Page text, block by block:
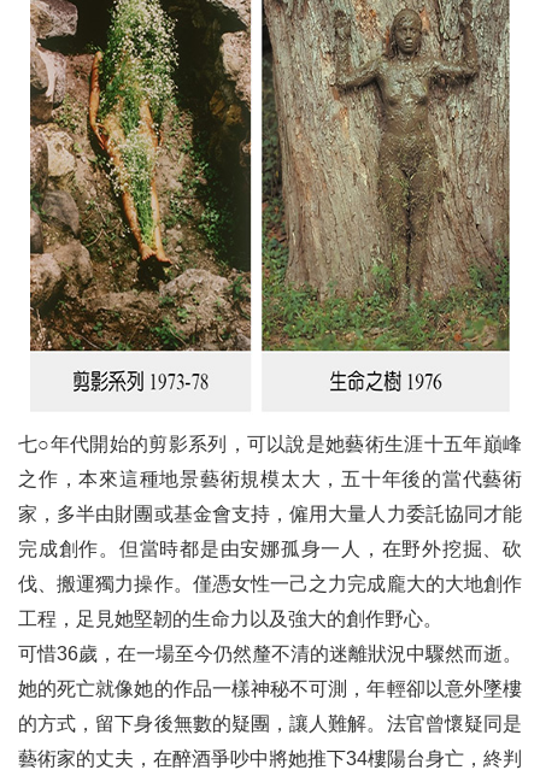
七○年代開始的剪影系列，可以說是她藝術生涯十五年巔峰
之作，本來這種地景藝術規模太大，五十年後的當代藝術
家，多半由財團或基金會支持，僱用大量人力委託協同才能
完成創作。但當時都是由安娜孤身一人，在野外挖掘、砍
伐、搬運獨力操作。僅憑女性一己之力完成龐大的大地創作
工程，足見她堅韌的生命力以及強大的創作野心。
可惜36歲，在一場至今仍然釐不清的迷離狀況中驟然而逝。
她的死亡就像她的作品一樣神秘不可測，年輕卻以意外墜樓
的方式，留下身後無數的疑團，讓人難解。法官曾懷疑同是
藝術家的丈夫，在醉酒爭吵中將她推下34樓陽台身亡，終判